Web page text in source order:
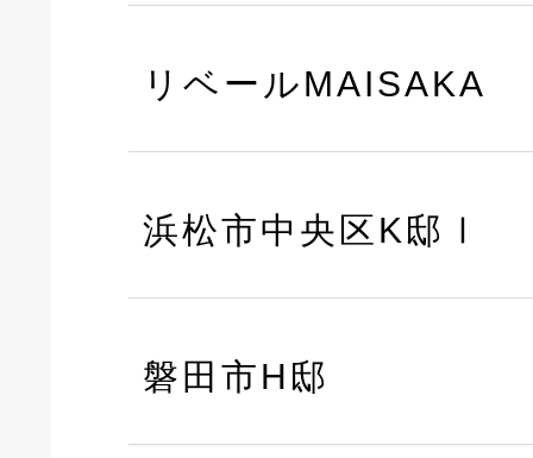
リベールMAISAKA
浜松市中央区K邸Ⅰ
磐田市H邸